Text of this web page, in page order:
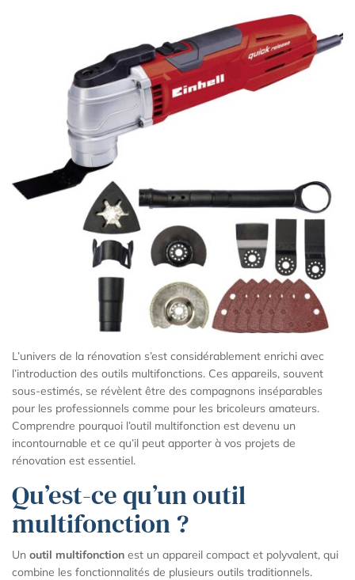
L’univers de la rénovation s’est considérablement enrichi avec
l’introduction des outils multifonctions. Ces appareils, souvent
sous-estimés, se révèlent être des compagnons inséparables
pour les professionnels comme pour les bricoleurs amateurs.
Comprendre pourquoi l’outil multifonction est devenu un
incontournable et ce qu’il peut apporter à vos projets de
rénovation est essentiel.
Qu’est-ce qu’un outil
multifonction ?
Un outil multifonction est un appareil compact et polyvalent, qui
combine les fonctionnalités de plusieurs outils traditionnels.